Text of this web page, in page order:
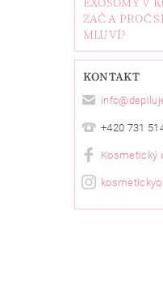
ZAČ A PROČ
MLUVÍ?
KONTAKT
info@
+420 731
Kosmetický